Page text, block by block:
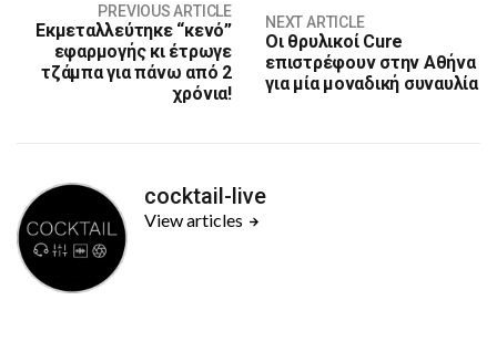
PREVIOUS ARTICLE
Εκμεταλλεύτηκε “κενό”
εφαρμογής κι έτρωγε
τζάμπα για πάνω από 2
χρόνια!
NEXT ARTICLE
Οι θρυλικοί Cure
επιστρέφουν στην Αθήνα
για μία μοναδική συναυλία
cocktail-live
View articles